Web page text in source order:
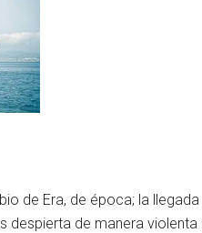
de Era, de época; la
despierta de manera